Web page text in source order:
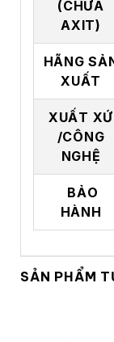
(CHƯA
AXIT)
HÃNG
XUẤT
XUẤT XỨ
/CÔNG
NGHỆ
BẢO
HÀNH
SẢN PHẨM